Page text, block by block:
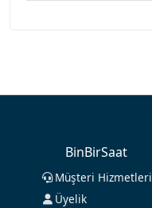
BinBirSaat
Müşteri Hizmetleri
Üyelik